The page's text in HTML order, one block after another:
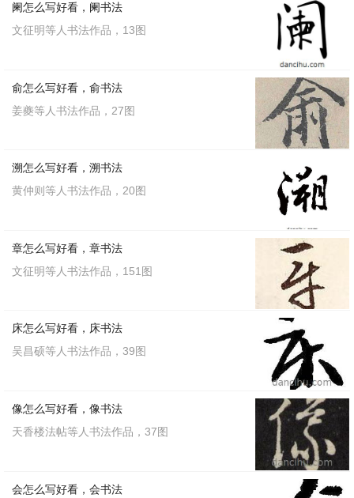
周越写的草书弟 周越写的草书故
故草书书法
周越写的草书冀 周越写的草书来
来草书书法
阑怎么写好看，阑书法
文征明等人书法作品，13图
俞怎么写好看，俞书法
姜夔等人书法作品，27图
溯怎么写好看，溯书法
黄仲则等人书法作品，20图
章怎么写好看，章书法
文征明等人书法作品，151图
床怎么写好看，床书法
吴昌硕等人书法作品，39图
像怎么写好看，像书法
天香楼法帖等人书法作品，37图
会怎么写好看，会书法